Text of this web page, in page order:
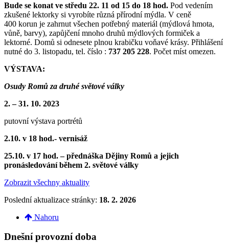
Bude se konat ve středu 22. 11 od 15 do 18 hod. Pod vedením
zkušené lektorky si vyrobíte různá přírodní mýdla. V ceně
400 korun je zahrnut všechen potřebný materiál (mýdlová hmota,
vůně, barvy), zapůjčení mnoho druhů mýdlových formiček a
lektorné. Domů si odnesete plnou krabičku voňavé krásy. Přihlášení
nutné do 3. listopadu, tel. číslo : 737 205 228. Počet míst omezen.
VÝSTAVA:
Osudy Romů za druhé světové války
2. – 31. 10. 2023
putovní výstava portrétů
2.10. v 18 hod.- vernisáž
25.10. v 17 hod. – přednáška Dějiny Romů a jejich
pronásledování během 2. světové války
Zobrazit všechny aktuality
Poslední aktualizace stránky: 18. 2. 2026
Nahoru
Dnešní provozní doba